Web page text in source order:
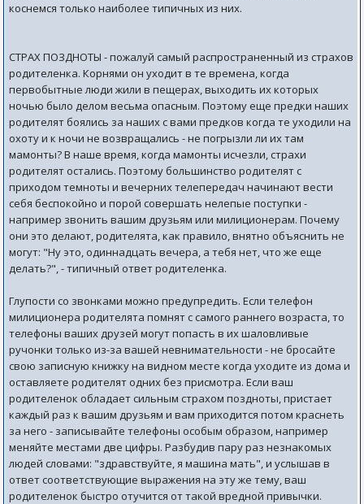
коснемся только наиболее типичных из них.
СТРАХ ПОЗДНОТЫ - пожалуй самый распространенный из страхов
родителенка. Корнями он уходит в те времена, когда
первобытные люди жили в пещерах, выходить их которых
ночью было делом весьма опасным. Поэтому еще предки наших
родителят боялись за наших с вами предков когда те уходили на
охоту и к ночи не возвращались - не погрызли ли их там
мамонты? В наше время, когда мамонты исчезли, страхи
родителят остались. Поэтому большинство родителят с
приходом темноты и вечерних телепередач начинают вести
себя беспокойно и порой совершать нелепые поступки -
например звонить вашим друзьям или милиционерам. Почему
они это делают, родителята, как правило, внятно объяснить не
могут: "Ну это, одиннадцать вечера, а тебя нет, что же еще
делать?", - типичный ответ родителенка.
Глупости со звонками можно предупредить. Если телефон
милиционера родителята помнят с самого раннего возраста, то
телефоны ваших друзей могут попасть в их шаловливые
ручонки только из-за вашей невнимательности - не бросайте
свою записную книжку на видном месте когда уходите из дома и
оставляете родителят одних без присмотра. Если ваш
родителенок обладает сильным страхом поздноты, пристает
каждый раз к вашим друзьям и вам приходится потом краснеть
за него - записывайте телефоны особым образом, например
меняйте местами две цифры. Разбудив пару раз незнакомых
людей словами: "здравствуйте, я машина мать", и услышав в
ответ соответствующие выражения на эту же тему, ваш
родителенок быстро отучится от такой вредной привычки.